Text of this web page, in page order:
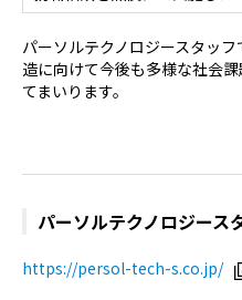
パーソルテクノロジースタッ
造に向けて今後も多様な社会
てまいります。
パーソルテクノロジース
https://persol-tech-s.co.jp/